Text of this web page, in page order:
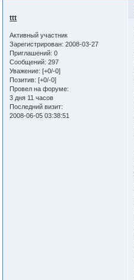
ttt
Активный участник
Зарегистрирован: 2008-03-27
Приглашений: 0
Сообщений: 297
Уважение: [+0/-0]
Позитив: [+0/-0]
Провел на форуме:
3 дня 11 часов
Последний визит:
2008-06-05 03:38:51